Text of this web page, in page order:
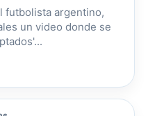
futbolista argentino,
un video donde se